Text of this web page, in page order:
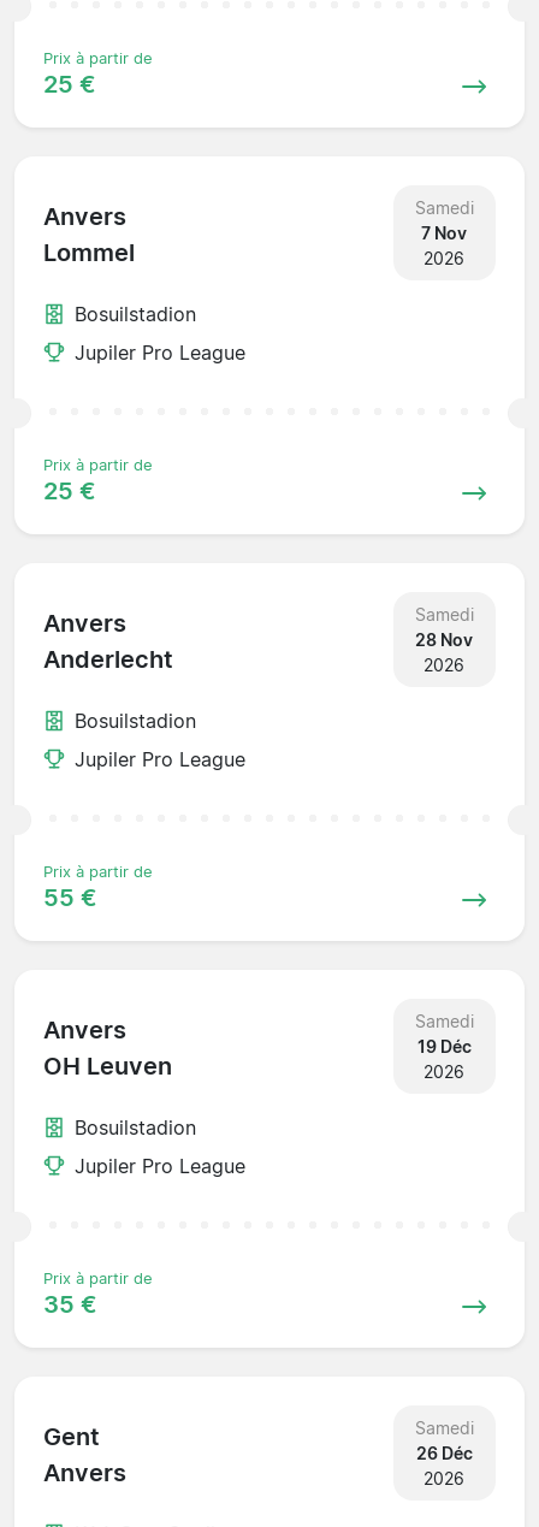
Prix à partir de
25 €
Anvers
Lommel
Samedi
7 Nov
2026
Bosuilstadion
Jupiler Pro League
Prix à partir de
25 €
Anvers
Anderlecht
Samedi
28 Nov
2026
Bosuilstadion
Jupiler Pro League
Prix à partir de
55 €
Anvers
OH Leuven
Samedi
19 Déc
2026
Bosuilstadion
Jupiler Pro League
Prix à partir de
35 €
Gent
Anvers
Samedi
26 Déc
2026